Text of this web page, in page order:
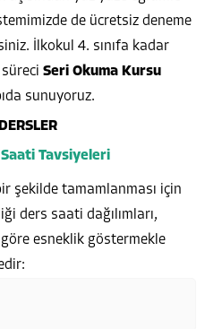
de ücretsiz deneme
İlkokul 4. sınıfa kadar
Seri Okuma Kursu
sunuyoruz.
Tavsiyeleri
şekilde tamamlanması için
ders saati dağılımları,
esneklik göstermekle